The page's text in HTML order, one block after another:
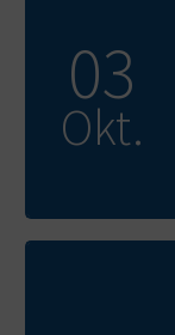
03
Okt.